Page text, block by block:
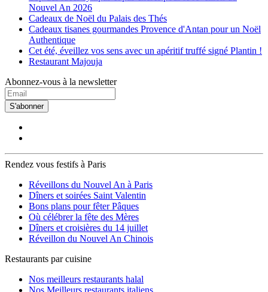
Nouvel An 2026
Cadeaux de Noël du Palais des Thés
Cadeaux tisanes gourmandes Provence d'Antan pour un Noël
Authentique
Cet été, éveillez vos sens avec un apéritif truffé signé Plantin !
Restaurant Majouja
Abonnez-vous à la newsletter
S'abonner
Rendez vous festifs à Paris
Réveillons du Nouvel An à Paris
Dîners et soirées Saint Valentin
Bons plans pour fêter Pâques
Où célébrer la fête des Mères
Dîners et croisières du 14 juillet
Réveillon du Nouvel An Chinois
Restaurants par cuisine
Nos meilleurs restaurants halal